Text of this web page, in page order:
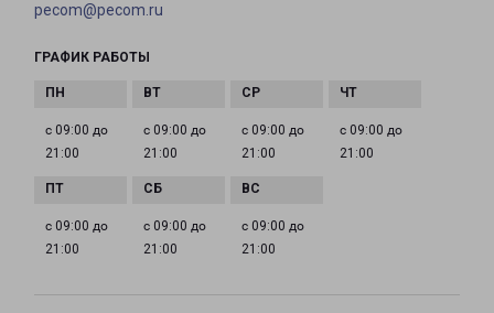
pecom@pecom.ru
ГРАФИК РАБОТЫ
с 09:00 до
21:00
с 09:00 до
21:00
с 09:00 до
21:00
с 09:00 до
21:00
с 09:00 до
21:00
с 09:00 до
21:00
с 09:00 до
21:00